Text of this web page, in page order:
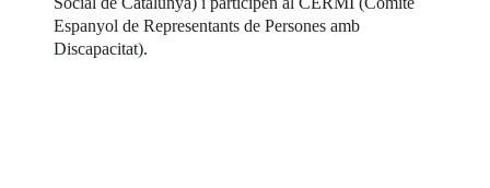
Espanyol de Representants de Persones amb
Discapacitat).